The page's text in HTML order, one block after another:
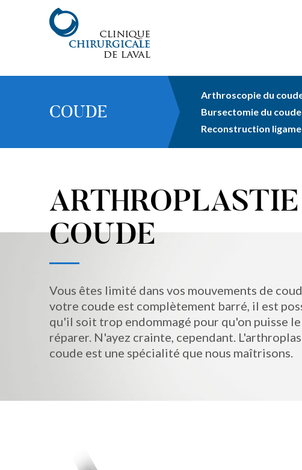
COUDE
Arthroscopie du
Bursectomie du coude
Reconstruction
COUDE
Vous êtes limité dans vos mouvements de
votre coude est complètement barré, il est
qu'il soit trop endommagé pour qu'on puisse le
réparer. N'ayez crainte, cependant.
coude est une spécialité que nous maîtrisons.